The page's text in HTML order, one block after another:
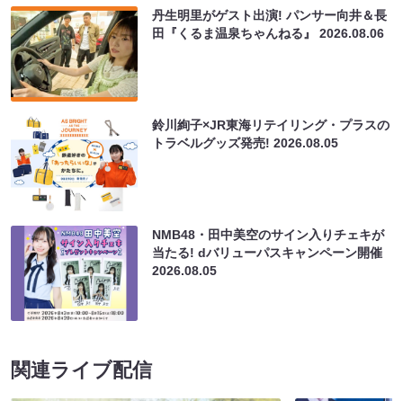
丹生明里がゲスト出演! パンサー向井＆長
田『くるま温泉ちゃんねる』2026.08.06
鈴川絢子×JR東海リテイリング・プラスの
トラベルグッズ発売!2026.08.05
NMB48・田中美空のサイン入りチェキが
当たる! dバリューパスキャンペーン開催
2026.08.05
関連ライブ配信